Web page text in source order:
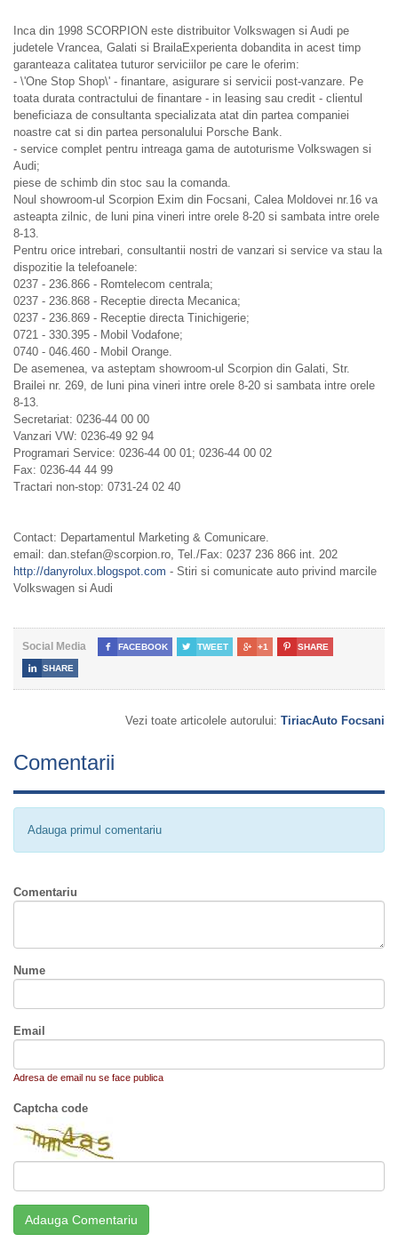
Inca din 1998 SCORPION este distribuitor Volkswagen si Audi pe
judetele Vrancea, Galati si BrailaExperienta dobandita in acest timp
garanteaza calitatea tuturor serviciilor pe care le oferim:
- \'One Stop Shop\' - finantare, asigurare si servicii post-vanzare. Pe
toata durata contractului de finantare - in leasing sau credit - clientul
beneficiaza de consultanta specializata atat din partea companiei
noastre cat si din partea personalului Porsche Bank.
- service complet pentru intreaga gama de autoturisme Volkswagen si
Audi;
piese de schimb din stoc sau la comanda.
Noul showroom-ul Scorpion Exim din Focsani, Calea Moldovei nr.16 va
asteapta zilnic, de luni pina vineri intre orele 8-20 si sambata intre orele
8-13.
Pentru orice intrebari, consultantii nostri de vanzari si service va stau la
dispozitie la telefoanele:
0237 - 236.866 - Romtelecom centrala;
0237 - 236.868 - Receptie directa Mecanica;
0237 - 236.869 - Receptie directa Tinichigerie;
0721 - 330.395 - Mobil Vodafone;
0740 - 046.460 - Mobil Orange.
De asemenea, va asteptam showroom-ul Scorpion din Galati, Str.
Brailei nr. 269, de luni pina vineri intre orele 8-20 si sambata intre orele
8-13.
Secretariat: 0236-44 00 00
Vanzari VW: 0236-49 92 94
Programari Service: 0236-44 00 01; 0236-44 00 02
Fax: 0236-44 44 99
Tractari non-stop: 0731-24 02 40
Contact: Departamentul Marketing & Comunicare.
email: dan.stefan@scorpion.ro, Tel./Fax: 0237 236 866 int. 202
http://danyrolux.blogspot.com - Stiri si comunicate auto privind marcile
Volkswagen si Audi
Social Media  FACEBOOK  TWEET  +1  SHARE
 SHARE
Vezi toate articolele autorului: TiriacAuto Focsani
Comentarii
Adauga primul comentariu
Comentariu
Nume
Email
Adresa de email nu se face publica
Captcha code